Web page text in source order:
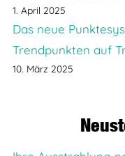
1. April 2025
Das neue
Trendpunkten auf
10. März 2025